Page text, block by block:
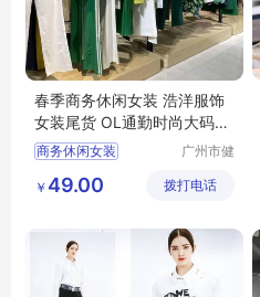
春季商务休闲女装 浩洋服饰
女装尾货 OL通勤时尚大码女
装货源供应
商务休闲女装
广州市健
限公司
￥ 49.00 拨打电话